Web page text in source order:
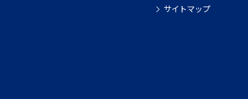
サイトマップ